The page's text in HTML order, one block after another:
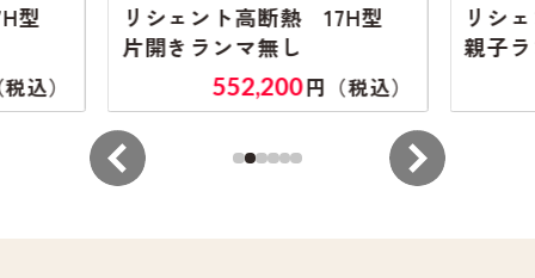
型
込）
リシェント高断熱 17H型
片開きランマ無し
552,200円（税込）
リシ
親子